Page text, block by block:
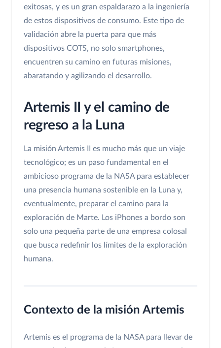
exitosas, y es un gran espaldarazo a la ingeniería
de estos dispositivos de consumo. Este tipo de
validación abre la puerta para que más
dispositivos COTS, no solo smartphones,
encuentren su camino en futuras misiones,
abaratando y agilizando el desarrollo.
Artemis II y el camino de
regreso a la Luna
La misión Artemis II es mucho más que un viaje
tecnológico; es un paso fundamental en el
ambicioso programa de la NASA para establecer
una presencia humana sostenible en la Luna y,
eventualmente, preparar el camino para la
exploración de Marte. Los iPhones a bordo son
solo una pequeña parte de una empresa colosal
que busca redefinir los límites de la exploración
humana.
Contexto de la misión Artemis
Artemis es el programa de la NASA para llevar de